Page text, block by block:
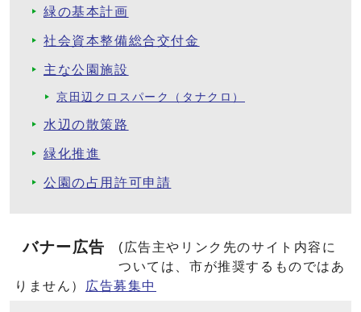
緑の基本計画
社会資本整備総合交付金
主な公園施設
京田辺クロスパーク（タナクロ）
水辺の散策路
緑化推進
公園の占用許可申請
バナー広告
(広告主やリンク先のサイト内容に
ついては、市が推奨するものではあ
りません）
広告募集中